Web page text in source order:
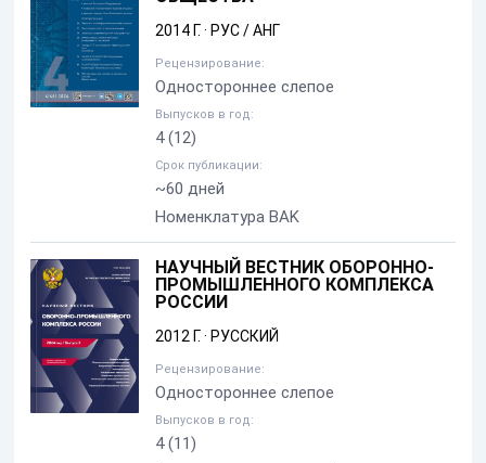
2014 Г.· РУС / АНГ
Рецензирование:
Одностороннее слепое
Выпусков в год:
4(12)
Срок публикации:
~60 дней
Номенклатура BAK
НАУЧНЫЙ ВЕСТНИК ОБОРОННО-
ПРОМЫШЛЕННОГО КОМПЛЕКСА
РОССИИ
2012 Г.· РУССКИЙ
Рецензирование:
Одностороннее слепое
Выпусков в год:
4(11)